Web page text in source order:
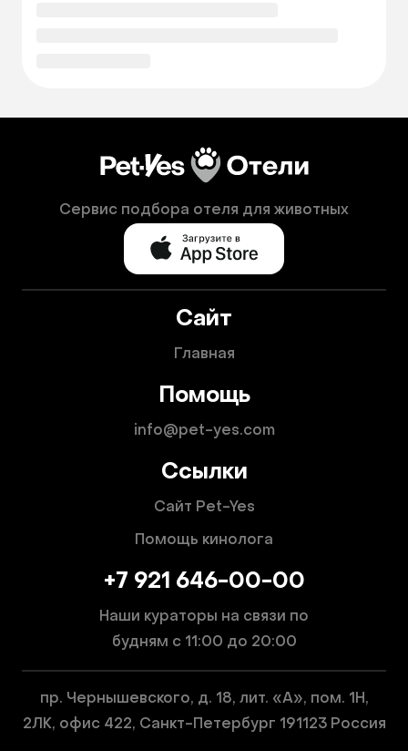
Сервис подбора отеля для животных
Сайт
Главная
Помощь
info@pet-yes.com
Ссылки
Сайт Pet-Yes
Помощь кинолога
+7 921 646-00-00
Наши кураторы на связи по
будням с 11:00 до 20:00
пр. Чернышевского, д. 18, лит. «А», пом. 1Н,
2ЛК, офис 422, Санкт-Петербург 191123 Россия